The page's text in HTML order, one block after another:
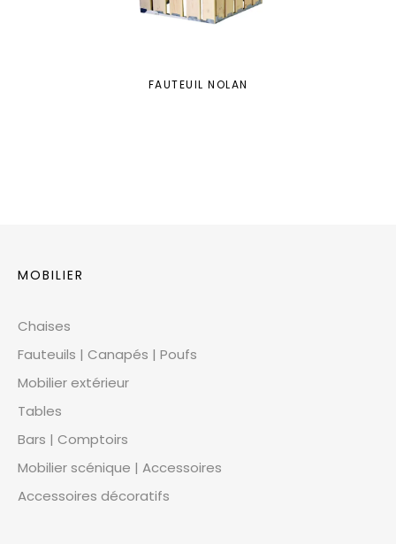
FAUTEUIL NOLAN
MOBILIER
Chaises
Fauteuils | Canapés | Poufs
Mobilier extérieur
Tables
Bars | Comptoirs
Mobilier scénique | Accessoires
Accessoires décoratifs